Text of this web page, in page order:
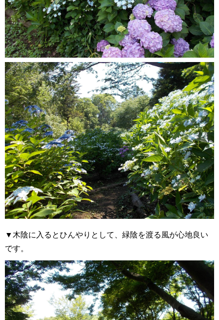
▼木陰に入るとひんやりとして、緑陰を渡る風が心地良い
です。